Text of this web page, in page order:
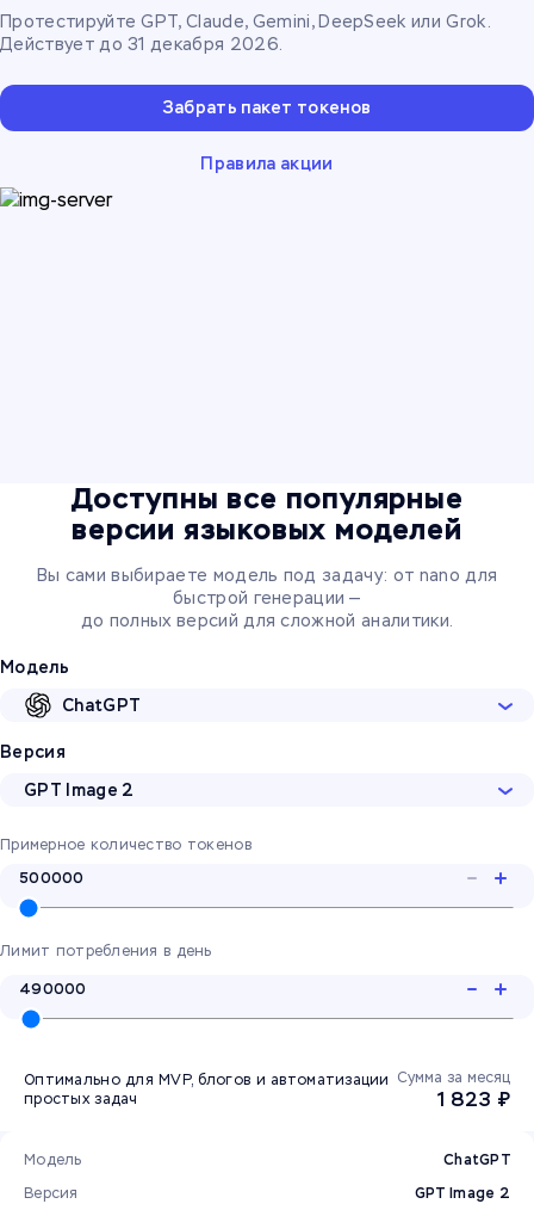
Протестируйте GPT, Claude, Gemini, DeepSeek или Grok.
Действует до 31 декабря 2026.
Забрать пакет токенов
Правила акции
Доступны все популярные
версии языковых моделей
Вы сами выбираете модель под задачу: от nano для
быстрой генерации —
до полных версий для сложной аналитики.
Модель
ChatGPT
Версия
GPT Image 2
Примерное количество токенов
Лимит потребления в день
Оптимально для MVP, блогов и автоматизации
простых задач
Сумма за месяц
1 823 ₽
Модель
ChatGPT
Версия
GPT Image 2